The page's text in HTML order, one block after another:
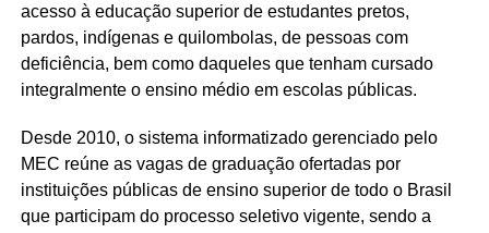
acesso à educação superior de estudantes pretos,
pardos, indígenas e quilombolas, de pessoas com
deficiência, bem como daqueles que tenham cursado
integralmente o ensino médio em escolas públicas.
Desde 2010, o sistema informatizado gerenciado pelo
MEC reúne as vagas de graduação ofertadas por
instituições públicas de ensino superior de todo o Brasil
que participam do processo seletivo vigente, sendo a